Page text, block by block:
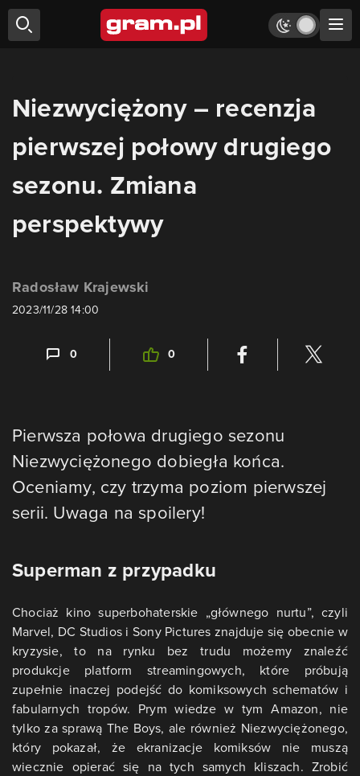
Niezwyciężony – recenzja
pierwszej połowy drugiego
sezonu. Zmiana
perspektywy
Radosław Krajewski
2023/11/28 14:00
0 0
Pierwsza połowa drugiego sezonu
Niezwyciężonego dobiegła końca.
Oceniamy, czy trzyma poziom pierwszej
serii. Uwaga na spoilery!
Superman z przypadku
Chociaż kino superbohaterskie „głównego nurtu”, czyli
Marvel, DC Studios i Sony Pictures znajduje się obecnie w
kryzysie, to na rynku bez trudu możemy znaleźć
produkcje platform streamingowych, które próbują
zupełnie inaczej podejść do komiksowych schematów i
fabularnych tropów. Prym wiedze w tym Amazon, nie
tylko za sprawą The Boys, ale również Niezwyciężonego,
który pokazał, że ekranizacje komiksów nie muszą
wiecznie opierać się na tych samych kliszach. Zrobić